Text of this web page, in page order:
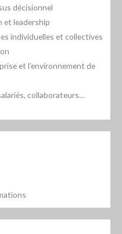
décisionnel
et leadership
individuelles et collectives
et l’environnement de
collaborateurs…